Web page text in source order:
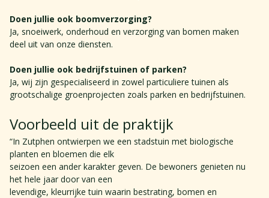
Doen jullie ook boomverzorging?​
Ja, snoeiwerk, onderhoud en verzorging van bomen maken
deel uit van onze diensten.
Doen jullie ook bedrijfstuinen of parken?​
Ja, wij zijn gespecialiseerd in zowel particuliere tuinen als
grootschalige groenprojecten zoals parken en bedrijfstuinen.
Voorbeeld uit de praktijk
“In Zutphen ontwierpen we een stadstuin met biologische
planten en bloemen die elk
seizoen een ander karakter geven. De bewoners genieten nu
het hele jaar door van een
levendige, kleurrijke tuin waarin bestrating, bomen en